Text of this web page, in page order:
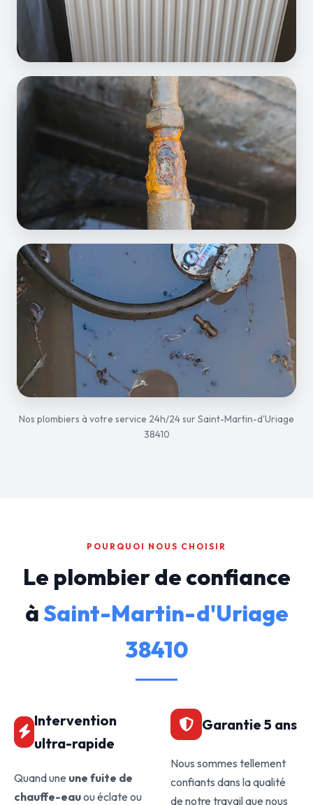
Nos plombiers à votre service 24h/24 sur Saint-Martin-d'Uriage
38410
POURQUOI NOUS CHOISIR
Le plombier de confiance
àSaint-Martin-d'Uriage
38410
Intervention
ultra-rapide
Quand une une fuite de
chauffe-eauou éclate ou
Garantie 5 ans
Nous sommes tellement
confiants dans la qualité
de notre travail que nous